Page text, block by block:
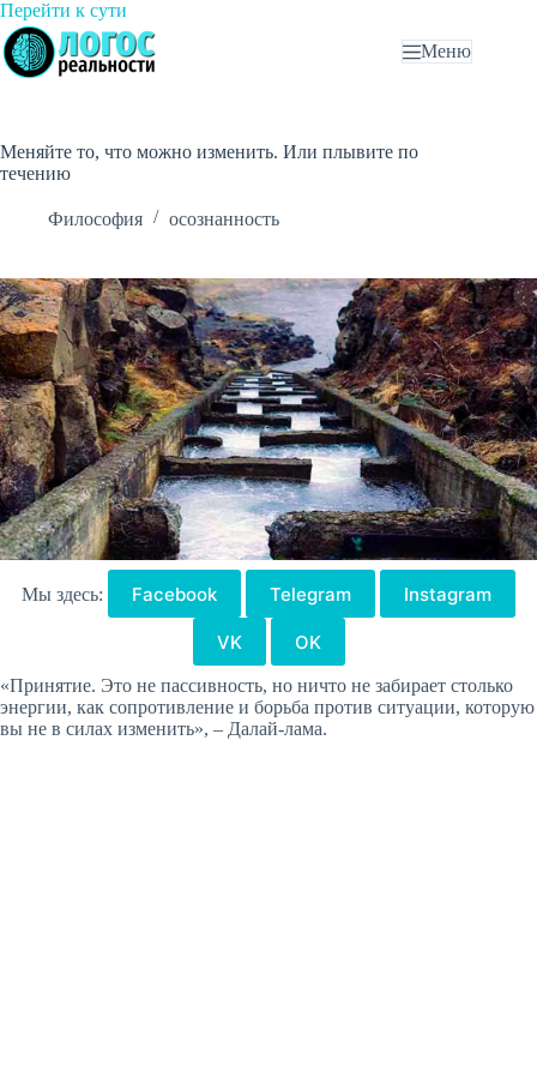
Перейти к сути
к
сути
Меню
Меняйте то, что можно изменить. Или плывите по
течению
Философия осознанность
Мы здесь: Facebook Telegram Instagram
VK OK
«Принятие. Это не пассивность, но ничто не забирает столько
энергии, как сопротивление и борьба против ситуации, которую
вы не в силах изменить», – Далай-лама.